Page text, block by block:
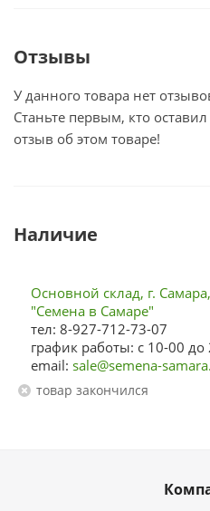
Отзывы
У данного товара нет
Станьте первым, кто оставил
отзыв об этом товаре!
Наличие
Основной склад, г.
"Семена в Самаре"
тел: 8-927-712-73-07
график работы: с 10-00
email: sale@semena-
Товар закончился